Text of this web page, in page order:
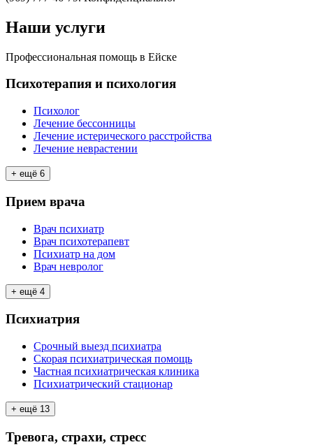
Наши услуги
Профессиональная помощь в Ейске
Психотерапия и психология
Психолог
Лечение бессонницы
Лечение истерического расстройства
Лечение неврастении
+ ещё 6
Прием врача
Врач психиатр
Врач психотерапевт
Психиатр на дом
Врач невролог
+ ещё 4
Психиатрия
Срочный выезд психиатра
Скорая психиатрическая помощь
Частная психиатрическая клиника
Психиатрический стационар
+ ещё 13
Тревога, страхи, стресс